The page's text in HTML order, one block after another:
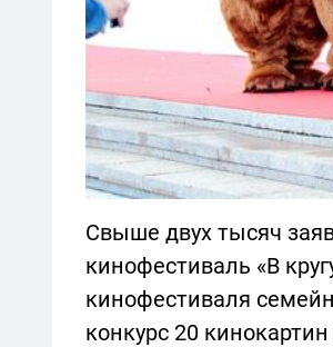
Свыше двух тысяч
кинофестиваль «В
кинофестиваля
конкурс 20